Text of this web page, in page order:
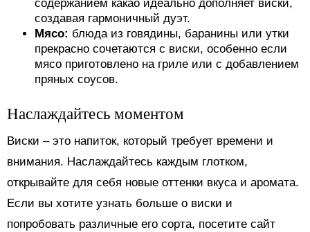
содержанием какао идеально дополняет виски,
создавая гармоничный дуэт.
Мясо: блюда из говядины, баранины или утки
прекрасно сочетаются с виски, особенно если
мясо приготовлено на гриле или с добавлением
пряных соусов.
Наслаждайтесь моментом
Виски – это напиток, который требует времени и
внимания. Наслаждайтесь каждым глотком,
открывайте для себя новые оттенки вкуса и аромата.
Если вы хотите узнать больше о виски и
попробовать различные его сорта, посетите сайт